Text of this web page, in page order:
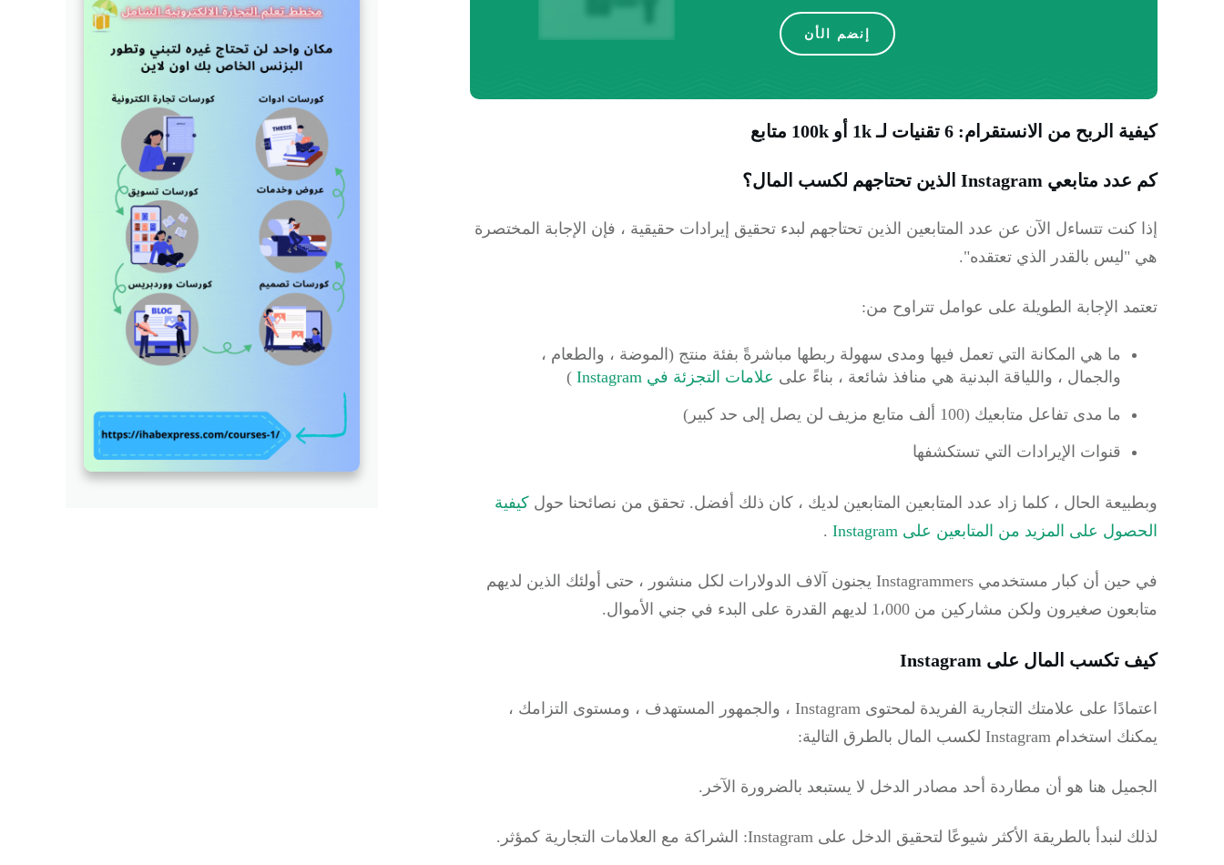
إنضم الأن
كيفية الربح من الانستقرام: 6 تقنيات لـ 1k أو 100k متابع
كم عدد متابعي Instagram الذين تحتاجهم لكسب المال؟
إذا كنت تتساءل الآن عن عدد المتابعين الذين تحتاجهم لبدء تحقيق إيرادات حقيقية ، فإن الإجابة المختصرة
هي "ليس بالقدر الذي تعتقده".
تعتمد الإجابة الطويلة على عوامل تتراوح من:
ما هي المكانة التي تعمل فيها ومدى سهولة ربطها مباشرةً بفئة منتج (الموضة ، والطعام ،
والجمال ، واللياقة البدنية هي منافذ شائعة ، بناءً على علامات التجزئة في Instagram )
ما مدى تفاعل متابعيك (100 ألف متابع مزيف لن يصل إلى حد كبير)
قنوات الإيرادات التي تستكشفها
وبطبيعة الحال ، كلما زاد عدد المتابعين المتابعين لديك ، كان ذلك أفضل. تحقق من نصائحنا حول كيفية
الحصول على المزيد من المتابعين على Instagram
.
في حين أن كبار مستخدمي Instagrammers يجنون آلاف الدولارات لكل منشور ، حتى أولئك الذين لديهم
متابعون صغيرون ولكن مشاركين من 1،000 لديهم القدرة على البدء في جني الأموال.
كيف تكسب المال على Instagram
اعتمادًا على علامتك التجارية الفريدة لمحتوى Instagram ، والجمهور المستهدف ، ومستوى التزامك ،
يمكنك استخدام Instagram لكسب المال بالطرق التالية:
الجميل هنا هو أن مطاردة أحد مصادر الدخل لا يستبعد بالضرورة الآخر.
لذلك لنبدأ بالطريقة الأكثر شيوعًا لتحقيق الدخل على Instagram: الشراكة مع العلامات التجارية كمؤثر.